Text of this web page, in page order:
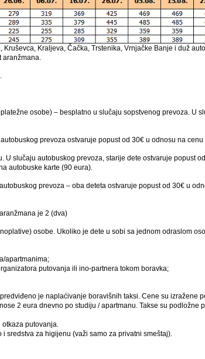
Kraljeva, Čačka, Trstenika, Vrnjačke Banje i duž
aranžmana.
osobe) – besplatno u slučaju sopstvenog prevoza. U
prevoza ostvaruje popust od 30€ u odnosu na cenu
slučaju autobuskog prevoza, starije dete ostvaruje popust
autobuske karte (90 eura).
prevoza – oba deteta ostvaruje popust od 30€ u
je 2 (dva)
osobe. Ukoliko je dete u sobi sa jednom odraslom
apartmanima;
putovanja ili ino-partnera tokom boravka;
je naplaćivanje boravišnih taksi. Cene su izražene
2 eura dnevno po studiju / apartmanu. Takse su podložne
putovanja.
sredstva za higijenu (važi samo za privatni smeštaj).